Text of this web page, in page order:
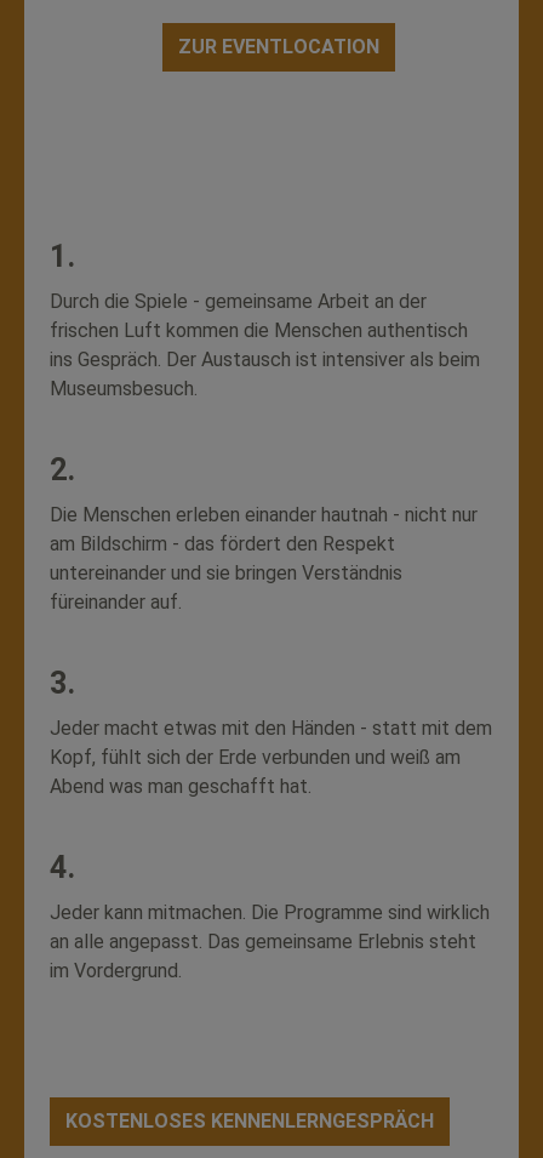
ZUR EVENTLOCATION
1.
Durch die Spiele - gemeinsame Arbeit an der
frischen Luft kommen die Menschen authentisch
ins Gespräch. Der Austausch ist intensiver als beim
Museumsbesuch.
2.
Die Menschen erleben einander hautnah - nicht nur
am Bildschirm - das fördert den Respekt
untereinander und sie bringen Verständnis
füreinander auf.
3.
Jeder macht etwas mit den Händen - statt mit dem
Kopf, fühlt sich der Erde verbunden und weiß am
Abend was man geschafft hat.
4.
Jeder kann mitmachen. Die Programme sind wirklich
an alle angepasst. Das gemeinsame Erlebnis steht
im Vordergrund.
KOSTENLOSES KENNENLERNGESPRÄCH